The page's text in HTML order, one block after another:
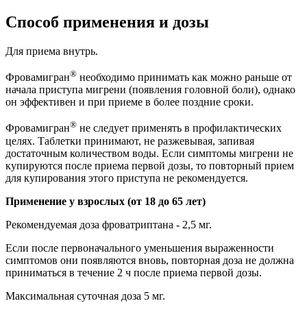
Способ применения и дозы
Для приема внутрь.
Фровамигран® необходимо принимать как можно раньше от
начала приступа мигрени (появления головной боли), однако
он эффективен и при приеме в более поздние сроки.
Фровамигран® не следует применять в профилактических
целях. Таблетки принимают, не разжевывая, запивая
достаточным количеством воды. Если симптомы мигрени не
купируются после приема первой дозы, то повторный прием
для купирования этого приступа не рекомендуется.
Применение у взрослых (от 18 до 65 лет)
Рекомендуемая доза фроватриптана - 2,5 мг.
Если после первоначального уменьшения выраженности
симптомов они появляются вновь, повторная доза не должна
приниматься в течение 2 ч после приема первой дозы.
Максимальная суточная доза 5 мг.